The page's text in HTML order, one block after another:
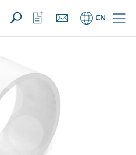
产品) 新建
CN
打
开
收